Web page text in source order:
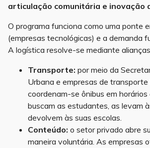
articulação comunitária e inovação
O programa funciona como uma ponte
(empresas tecnológicas) e a demanda
A logística resolve-se mediante
Transporte: por meio da
Urbana e empresas de transporte
coordenam-se ônibus em
buscam as estudantes, as levam
devolvem às suas escolas.
Conteúdo: o setor privado abre
maneira voluntária. As empresas